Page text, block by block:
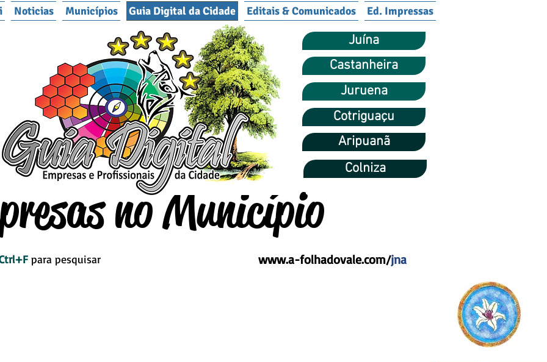
Noticias Municípios Guia Digital da Cidade Editais & Comunicados Ed. Impressas
no Município
para pesquisar www.a-folhadovale.com/jna
Juína
Castanheira
Juruena
Cotriguaçu
Aripuanã
Colniza